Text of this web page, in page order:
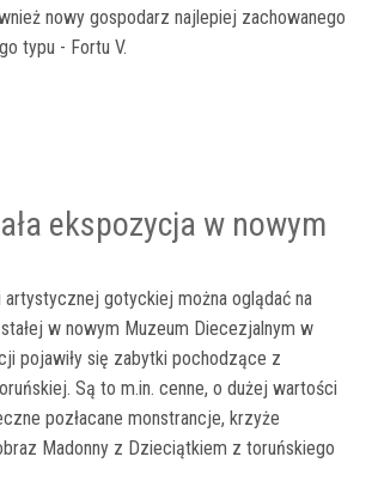
nowy gospodarz najlepiej zachowanego
typu - Fortu V.
ekspozycja w nowym
artystycznej gotyckiej można oglądać na
w nowym Muzeum Diecezjalnym w
pojawiły się zabytki pochodzące z
Są to m.in. cenne, o dużej wartości
pozłacane monstrancje, krzyże
Madonny z Dzieciątkiem z toruńskiego